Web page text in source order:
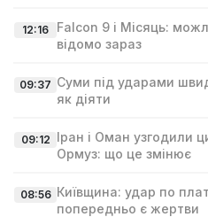
12:16
Falcon 9 і Місяць:
відомо зараз
09:37 Суми під ударами
як діяти
09:12 Іран і Оман узгодили
Ормуз: що це змінює
08:56 Київщина: удар по
попередньо є жертви